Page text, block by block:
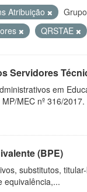
Atribuição
QRSTAE
Servidores
em
MEC nº 316/2017.
(BPE)
substitutos,
equivalência,...